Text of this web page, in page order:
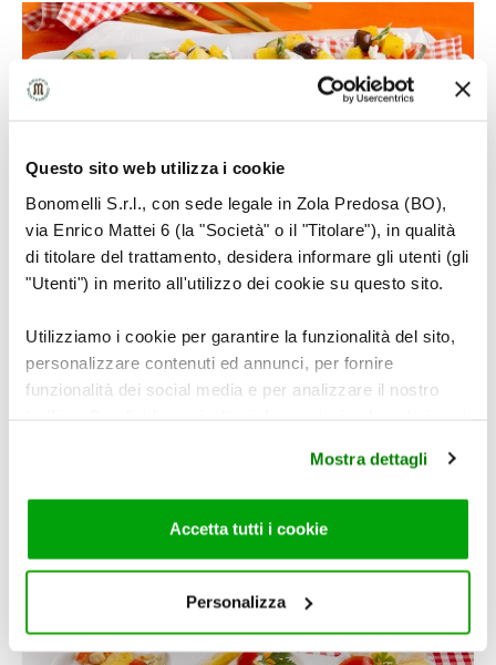
Questo sito web utilizza i cookie
Bonomelli S.r.l., con sede legale in Zola Predosa (BO),
via Enrico Mattei 6 (la "Società" o il "Titolare"), in qualità
di titolare del trattamento, desidera informare gli utenti (gli
"Utenti") in merito all'utilizzo dei cookie su questo sito.
Utilizziamo i cookie per garantire la funzionalità del sito,
personalizzare contenuti ed annunci, per fornire
funzionalità dei social media e per analizzare il nostro
di analisi dei dati web, pubblicità e social media, i quali
potrebbero combinarle con altre informazioni che ha
fornito loro o che hanno raccolto dal suo utilizzo dei loro
cookie consultare la cookie policy. Se clicchi sulla “X” per
chiudere il banner, non verranno installati cookie sul tuo
dispositivo ad eccezione di quelli necessari ai fini del
corretto funzionamento del sito.
Mostra dettagli
Accetta tutti i cookie
Personalizza
Insalata greca con cubetti di polenta tostati
Insalata di rucola, pomodorini e tonno con cubetti di
polenta